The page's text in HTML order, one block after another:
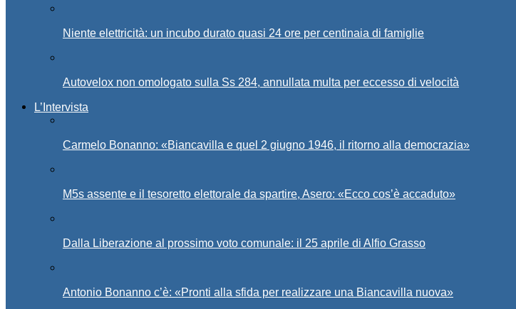
Niente elettricità: un incubo durato quasi 24 ore per centinaia di famiglie
Autovelox non omologato sulla Ss 284, annullata multa per eccesso di velocità
L’Intervista
Carmelo Bonanno: «Biancavilla e quel 2 giugno 1946, il ritorno alla democrazia»
M5s assente e il tesoretto elettorale da spartire, Asero: «Ecco cos’è accaduto»
Dalla Liberazione al prossimo voto comunale: il 25 aprile di Alfio Grasso
Antonio Bonanno c’è: «Pronti alla sfida per realizzare una Biancavilla nuova»